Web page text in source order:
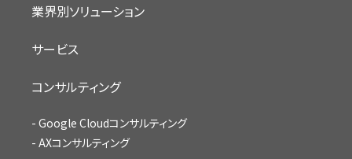
業界別ソリューション
サービス
コンサルティング
Google Cloudコンサルティング
AXコンサルティング